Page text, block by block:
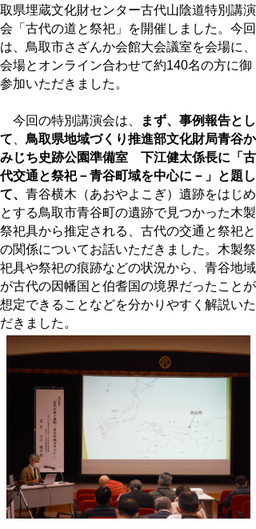
取県埋蔵文化財センター古代山陰道特別講演
会「古代の道と祭祀」を開催しました。今回
は、鳥取市さざんか会館大会議室を会場に、
会場とオンライン合わせて約140名の方に御
参加いただきました。
今回の特別講演会は、 まず、事例報告とし
て
鳥取県地域づくり推進部文化財局青谷か
みじち史跡公園準備室 下江健太係長に「古
代交通と祭祀－青谷町域を中心に－」と題し
て、 青谷横木（あおやよこぎ）遺跡をはじめ
とする鳥取市青谷町の遺跡で見つかった木製
祭祀具から推定される、古代の交通と祭祀と
の関係についてお話いただきました。木製祭
祀具や祭祀の痕跡などの状況から、青谷地域
が古代の因幡国と伯耆国の境界だったことが
想定できることなどを分かりやすく解説いた
だきました。